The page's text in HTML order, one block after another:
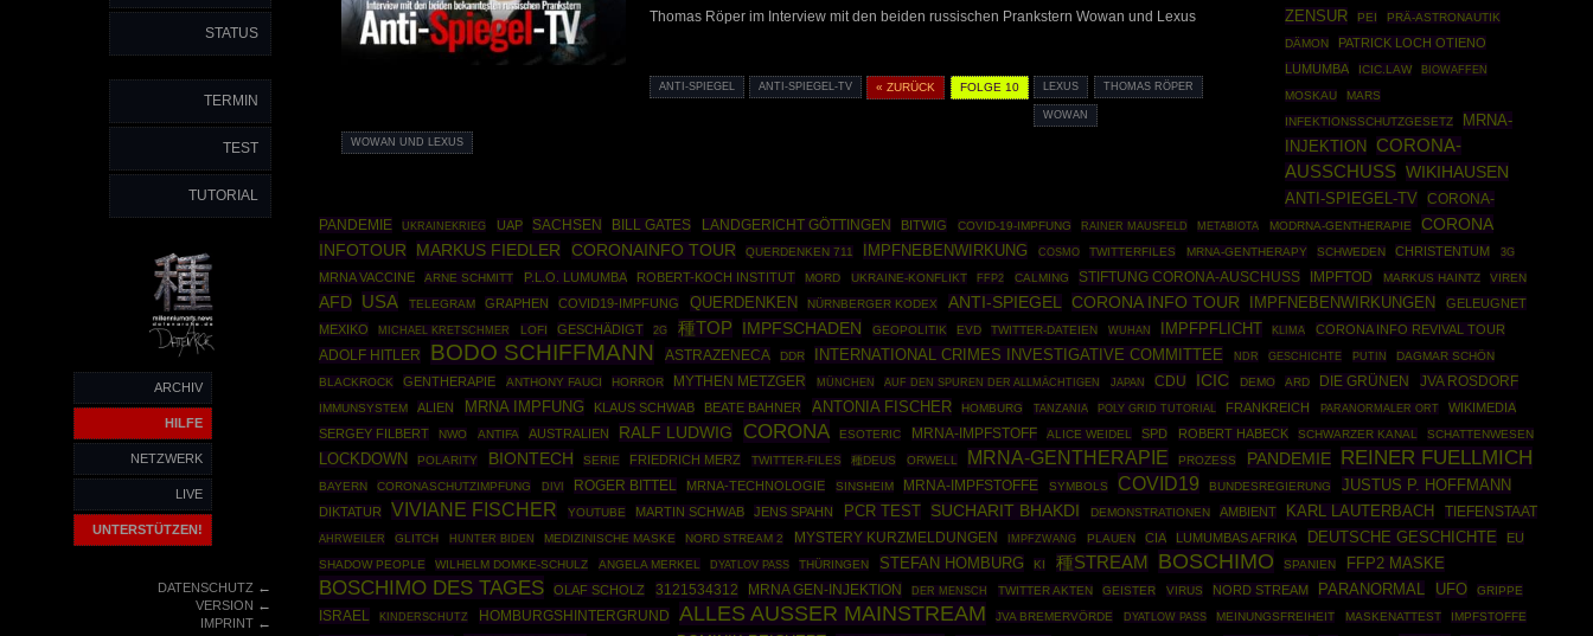
STATUS
TERMIN
TEST
TUTORIAL
ARCHIV
HILFE
NETZWERK
LIVE
UNTERSTÜTZEN!
DATENSCHUTZ←
VERSION ←
IMPRINT←
Thomas Röper im Interview mit den beiden russischen Prankstern Wowan und Lexus
ANTI-SPIEGEL ANTI-SPIEGEL-TV « ZURÜCK FOLGE 10 LEXUS THOMAS RÖPER
WOWAN
WOWAN UND LEXUS
ZENSUR PEI
PRÄ-ASTRONAUTIK
DÄMON
PATRICK LOCH OTIENO
LUMUMBA
ICIC.LAW
BIOWAFFEN
MOSKAU
MARS
INFEKTIONSSCHUTZGESETZ
MRNA-
INJEKTION
CORONA-
AUSSCHUSS WIKIHAUSEN
ANTI-SPIEGEL-TV CORONA-
PANDEMIE
UKRAINEKRIEG UAP SACHSEN BILL GATES LANDGERICHT GÖTTINGEN BITWIG COVID-19-IMPFUNG RAINER MAUSFELD METABIOTA MODRNA-GENTHERAPIE
CORONA
INFOTOUR
MARKUS FIEDLER CORONAINFO TOUR QUERDENKEN 711 IMPFNEBENWIRKUNG COSMO TWITTERFILES MRNA-GENTHERAPY SCHWEDEN CHRISTENTUM 3G
MRNA VACCINE ARNE SCHMITT P.L.O. LUMUMBA ROBERT-KOCH INSTITUT MORD UKRAINE-KONFLIKT FFP2 CALMING STIFTUNG CORONA-AUSCHUSS IMPFTOD MARKUS HAINTZ VIREN
AFD USA TELEGRAM GRAPHEN COVID19-IMPFUNG QUERDENKEN NÜRNBERGER KODEX ANTI-SPIEGEL CORONA INFO TOUR IMPFNEBENWIRKUNGEN
GELEUGNET
MEXIKO
MICHAEL KRETSCHMER LOFI GESCHÄDIGT 2G 種TOP IMPFSCHADEN GEOPOLITIK EVD TWITTER-DATEIEN WUHAN IMPFPFLICHT KLIMA CORONA INFO REVIVAL TOUR
ADOLF HITLER BODO SCHIFFMANN ASTRAZENECA DDR INTERNATIONAL CRIMES INVESTIGATIVE COMMITTEE NDR GESCHICHTE PUTIN
DAGMAR SCHÖN
BLACKROCK
GENTHERAPIE ANTHONY FAUCI HORROR MYTHEN METZGER MÜNCHEN AUF DEN SPUREN DER ALLMÄCHTIGEN JAPAN CDU ICIC DEMO ARD DIE GRÜNEN JVA ROSDORF
IMMUNSYSTEM ALIEN MRNA IMPFUNG KLAUS SCHWAB BEATE BAHNER ANTONIA FISCHER HOMBURG TANZANIA POLY GRID TUTORIAL FRANKREICH PARANORMALER ORT
WIKIMEDIA
SERGEY FILBERT
NWO ANTIFA AUSTRALIEN RALF LUDWIG CORONA ESOTERIC MRNA-IMPFSTOFF ALICE WEIDEL SPD ROBERT HABECK SCHWARZER KANAL SCHATTENWESEN
LOCKDOWN POLARITY BIONTECH SERIE FRIEDRICH MERZ TWITTER-FILES 種DEUS ORWELL MRNA-GENTHERAPIE PROZESS PANDEMIE REINER FUELLMICH
BAYERN CORONASCHUTZIMPFUNG DIVI ROGER BITTEL MRNA-TECHNOLOGIE SINSHEIM MRNA-IMPFSTOFFE SYMBOLS COVID19 BUNDESREGIERUNG JUSTUS P. HOFFMANN
DIKTATUR VIVIANE FISCHER YOUTUBE MARTIN SCHWAB JENS SPAHN PCR TEST SUCHARIT BHAKDI DEMONSTRATIONEN AMBIENT KARL LAUTERBACH TIEFENSTAAT
AHRWEILER GLITCH HUNTER BIDEN MEDIZINISCHE MASKE NORD STREAM 2 MYSTERY KURZMELDUNGEN IMPFZWANG PLAUEN CIA LUMUMBAS AFRIKA DEUTSCHE GESCHICHTE EU
SHADOW PEOPLE WILHELM DOMKE-SCHULZ ANGELA MERKEL DYATLOV PASS THÜRINGEN STEFAN HOMBURG KI 種STREAM BOSCHIMO SPANIEN FFP2 MASKE
BOSCHIMO DES TAGES OLAF SCHOLZ 3121534312 MRNA GEN-INJEKTION DER MENSCH TWITTER AKTEN GEISTER VIRUS NORD STREAM PARANORMAL UFO GRIPPE
ISRAEL KINDERSCHUTZ HOMBURGSHINTERGRUND ALLES AUSSER MAINSTREAM JVA BREMERVÖRDE DYATLOW PASS MEINUNGSFREIHEIT MASKENATTEST IMPFSTOFFE